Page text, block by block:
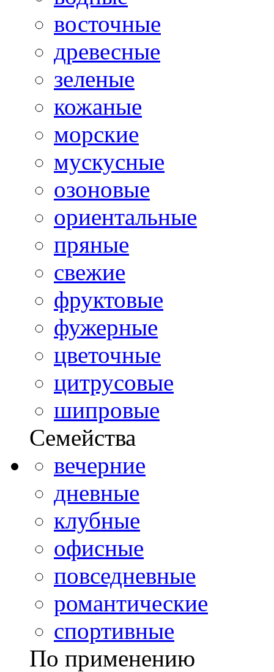
восточные
древесные
зеленые
кожаные
морские
мускусные
озоновые
ориентальные
пряные
свежие
фруктовые
фужерные
цветочные
цитрусовые
шипровые
Семейства
вечерние
дневные
клубные
офисные
повседневные
романтические
спортивные
По применению